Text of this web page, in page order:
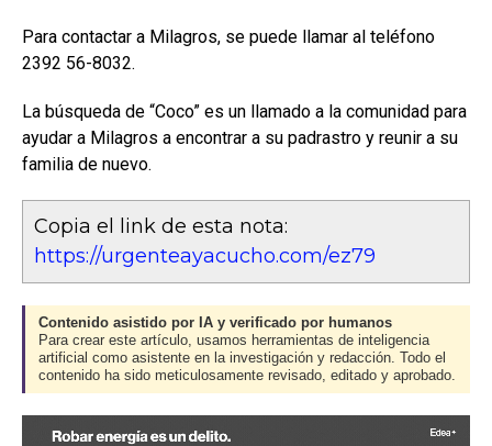
Para contactar a Milagros, se puede llamar al teléfono
2392 56-8032.
La búsqueda de “Coco” es un llamado a la comunidad para
ayudar a Milagros a encontrar a su padrastro y reunir a su
familia de nuevo.
Copia el link de esta nota:
https://urgenteayacucho.com/ez79
Contenido asistido por IA y verificado por humanos
Para crear este artículo, usamos herramientas de inteligencia
artificial como asistente en la investigación y redacción. Todo el
contenido ha sido meticulosamente revisado, editado y aprobado.